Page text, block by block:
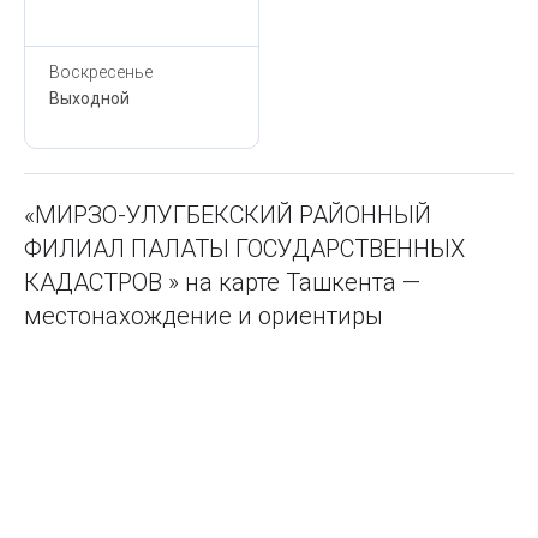
Воскресенье
Выходной
«МИРЗО-УЛУГБЕКСКИЙ РАЙОННЫЙ
ФИЛИАЛ ПАЛАТЫ ГОСУДАРСТВЕННЫХ
КАДАСТРОВ » на карте Ташкента —
местонахождение и ориентиры